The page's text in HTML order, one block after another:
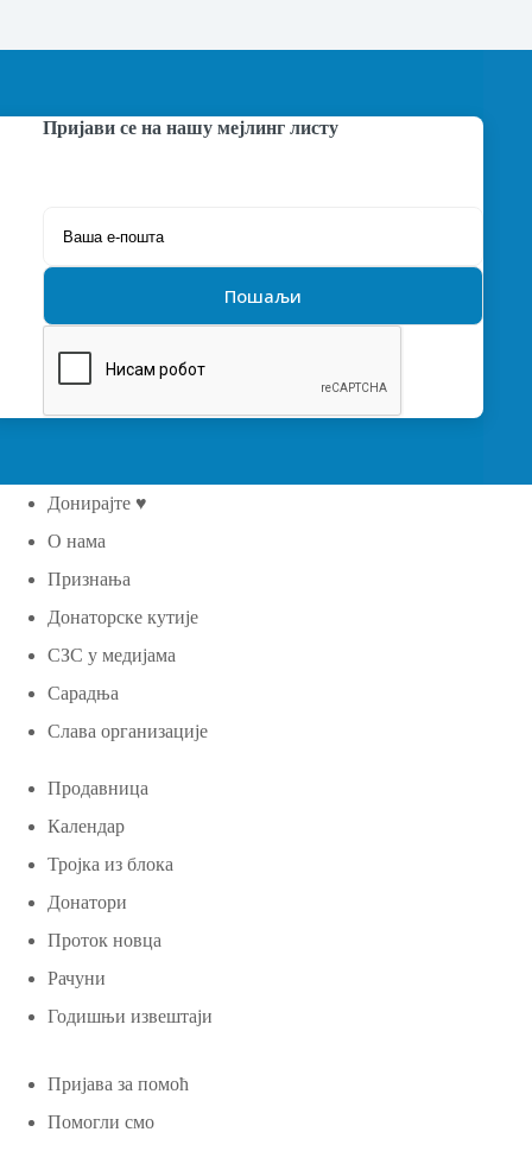
Пријави се на нашу мејлинг листу
Донирајте ♥
О нама
Признања
Донаторске кутије
СЗС у медијама
Сарадња
Слава организације
Продавница
Календар
Тројка из блока
Донатори
Проток новца
Рачуни
Годишњи извештаји
Пријава за помоћ
Помогли смо